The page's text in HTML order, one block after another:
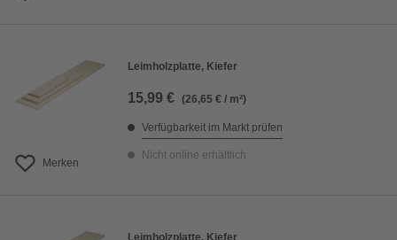
Merken
Leimholzplatte, Kiefer
15,99 € (26,65 € / m²)
Verfügbarkeit im Markt prüfen
Nicht online erhältlich